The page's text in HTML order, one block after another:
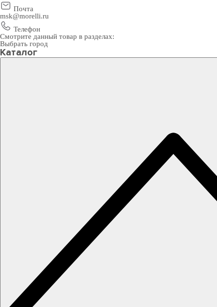
Почта
msk@morelli.ru
Телефон
Смотрите данный товар в разделах:
Выбрать город
Каталог